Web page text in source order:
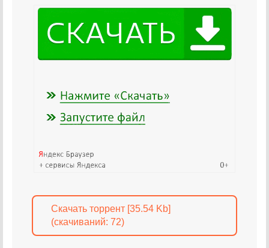
Скачать торрент [35.54 Kb]
(cкачиваний: 72)